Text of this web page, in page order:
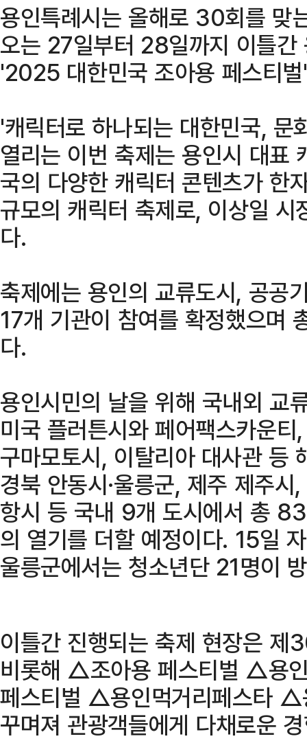
용인특례시는 올해로 30회를 맞
오는 27일부터 28일까지 이틀간
'2025 대한민국 조아용 페스티
'캐릭터로 하나되는 대한민국, 문
열리는 이번 축제는 용인시 대표
국의 다양한 캐릭터 콘텐츠가 한
규모의 캐릭터 축제로, 이상일
다.
축제에는 용인의 교류도시, 공공
17개 기관이 참여를 확정했으며
다.
용인시민의 날을 위해 국내외 교
미국 플러튼시와 페어팩스카운
구마모토시, 이탈리아 대사관 등
경북 안동시·울릉군, 제주 제주
항시 등 국내 9개 도시에서 총
의 열기를 더할 예정이다. 15일
울릉군에서는 청소년단 21명이
이틀간 진행되는 축제 현장은 제
비롯해 △조아용 페스티벌 △용
페스티벌 △용인먹거리페스타 △
꾸며져 관광객들에게 다채로운